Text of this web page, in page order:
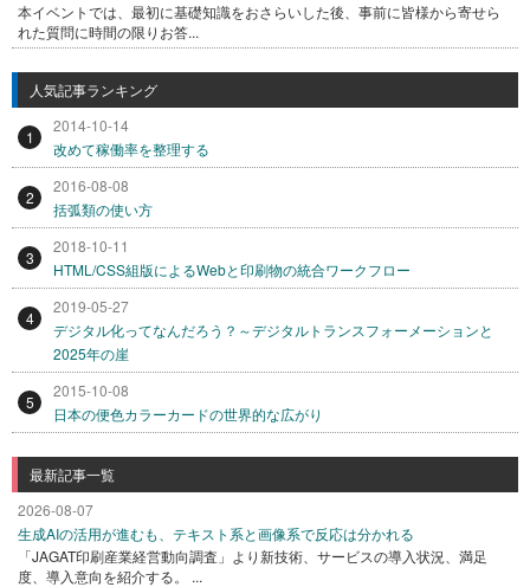
本イベントでは、最初に基礎知識をおさらいした後、事前に皆様から寄せら
れた質問に時間の限りお答...
人気記事ランキング
1
2014-10-14
改めて稼働率を整理する
2
2016-08-08
括弧類の使い方
3
2018-10-11
HTML/CSS組版によるWebと印刷物の統合ワークフロー
4
2019-05-27
デジタル化ってなんだろう？～デジタルトランスフォーメーションと
2025年の崖
5
2015-10-08
日本の便色カラーカードの世界的な広がり
最新記事一覧
2026-08-07
生成AIの活用が進むも、テキスト系と画像系で反応は分かれる
「JAGAT印刷産業経営動向調査」より新技術、サービスの導入状況、満足
度、導入意向を紹介する。 ...